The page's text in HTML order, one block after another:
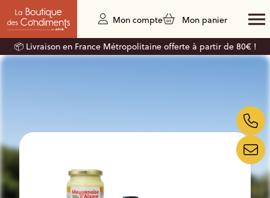
Mon compte Mon panier
📦 Livraison en France Métropolitaine offerte à partir de 80€ !